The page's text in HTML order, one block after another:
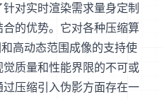
对实时渲染需求量身定制
的优势。它对各种压缩算
高动态范围成像的支持使
质量和性能界限的不可或
压缩引入伪影方面存在一